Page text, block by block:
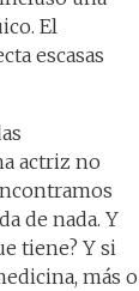
El
escasas
actriz no
de nada. Y
tiene? Y si
más o